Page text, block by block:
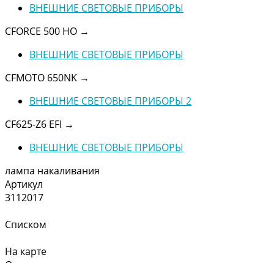
ВНЕШНИЕ СВЕТОВЫЕ ПРИБОРЫ
CFORCE 500 HO →
ВНЕШНИЕ СВЕТОВЫЕ ПРИБОРЫ
CFMOTO 650NK →
ВНЕШНИЕ СВЕТОВЫЕ ПРИБОРЫ 2
CF625-Z6 EFI →
ВНЕШНИЕ СВЕТОВЫЕ ПРИБОРЫ
лампа накаливания
Артикул
3112017
Списком
На карте